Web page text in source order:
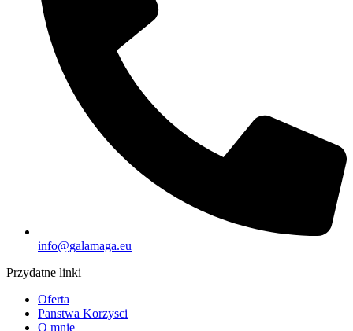
info@galamaga.eu
Przydatne linki
Oferta
Panstwa Korzysci
O mnie